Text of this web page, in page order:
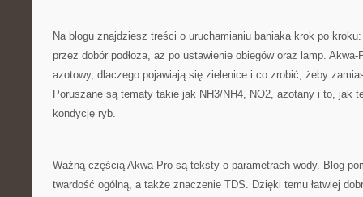
Na blogu znajdziesz treści o uruchamianiu baniaka krok po
przez dobór podłoża, aż po ustawienie obiegów oraz lamp. Akwa-
azotowy, dlaczego pojawiają się zielenice i co zrobić, żeby
Poruszane są tematy takie jak NH3/NH4, NO2, azotany i to, jak
kondycję ryb.
Ważną częścią Akwa-Pro są teksty o parametrach wody. Blog
twardość ogólną, a także znaczenie TDS. Dzięki temu łatwiej